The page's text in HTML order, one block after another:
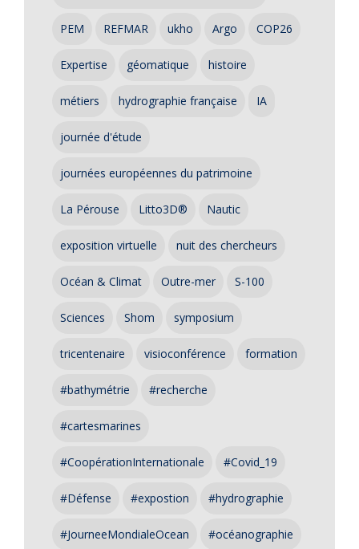
PEM REFMAR ukho Argo COP26
Expertise géomatique histoire
métiers hydrographie française IA
journée d'étude
journées européennes du patrimoine
La Pérouse Litto3D® Nautic
exposition virtuelle nuit des chercheurs
Océan & Climat Outre-mer S-100
Sciences Shom symposium
tricentenaire visioconférence formation
#bathymétrie #recherche
#cartesmarines
#CoopérationInternationale #Covid_19
#Défense #expostion #hydrographie
#JourneeMondialeOcean #océanographie